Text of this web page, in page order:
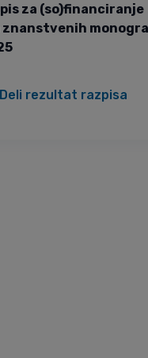
za (so)financiranje
Deli rezultat razpisa